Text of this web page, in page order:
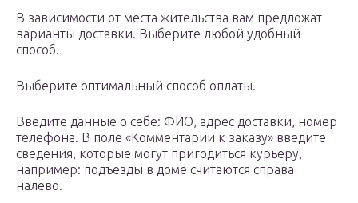
В зависимости от места жительства вам предложат
варианты доставки. Выберите любой удобный
способ.
Выберите оптимальный способ оплаты.
Введите данные о себе: ФИО, адрес доставки, номер
телефона. В поле «Комментарии к заказу» введите
сведения, которые могут пригодиться курьеру,
например: подъезды в доме считаются справа
налево.